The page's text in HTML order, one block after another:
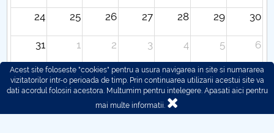
24 25 26 27 28 29 30
31 1 2 3 4 5 6
Acest site foloseste "cookies" pentru a usura navigarea in site si numararea
vizitatorilor intr-o perioada de timp. Prin continuarea utilizarii acestui site va
dati acordul folosiri acestora. Multumim pentru intelegere. Apasati aici pentru
mai multe informatii.